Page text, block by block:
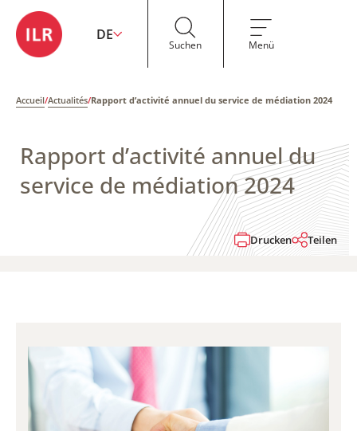
DE
Suchen Menü
Accueil/Actualités/Rapport d’activité annuel du service de médiation 2024
Rapport d’activité annuel du
service de médiation 2024
Drucken Teilen